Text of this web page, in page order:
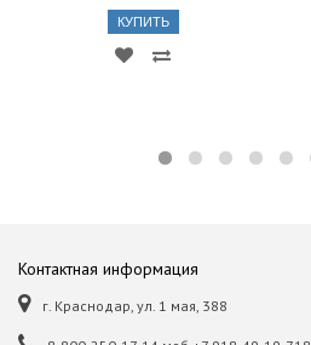
КУПИТЬ
Контактная информация
г. Краснодар, ул. 1 мая, 388